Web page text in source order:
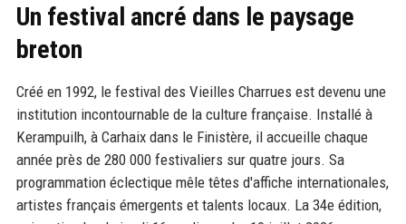
Un festival ancré dans le paysage
breton
Créé en 1992, le festival des Vieilles Charrues est devenu une
institution incontournable de la culture française. Installé à
Kerampuilh, à Carhaix dans le Finistère, il accueille chaque
année près de 280 000 festivaliers sur quatre jours. Sa
programmation éclectique mêle têtes d'affiche internationales,
artistes français émergents et talents locaux. La 34e édition,